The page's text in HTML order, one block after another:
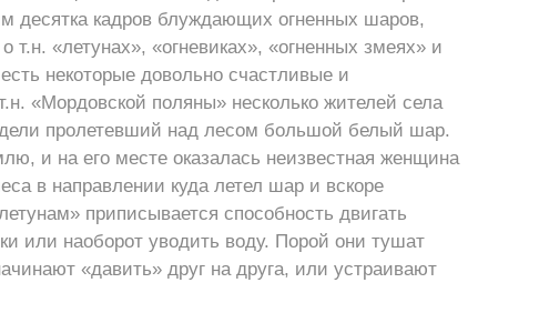
десятка кадров блуждающих огненных шаров,
«летунах», «огневиках», «огненных змеях» и
некоторые довольно счастливые и
«Мордовской поляны» несколько жителей села
пролетевший над лесом большой белый шар.
и на его месте оказалась неизвестная женщина
в направлении куда летел шар и вскоре
приписывается способность двигать
или наоборот уводить воду. Порой они тушат
«давить» друг на друга, или устраивают